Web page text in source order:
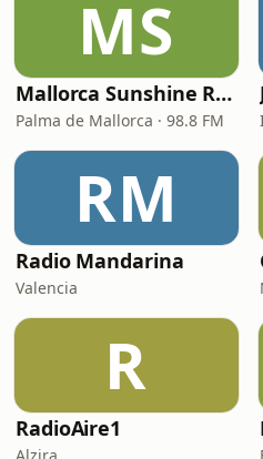
MS
Mallorca Sunshine Radio
Palma de Mallorca · 98.8 FM
RM
Radio Mandarina
Valencia
R
RadioAire1